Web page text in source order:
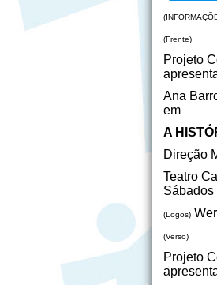
(Frente)
Projeto
Ana
em
A
Direção
Teatro
Sábados
(Logos)
(Verso)
Projeto